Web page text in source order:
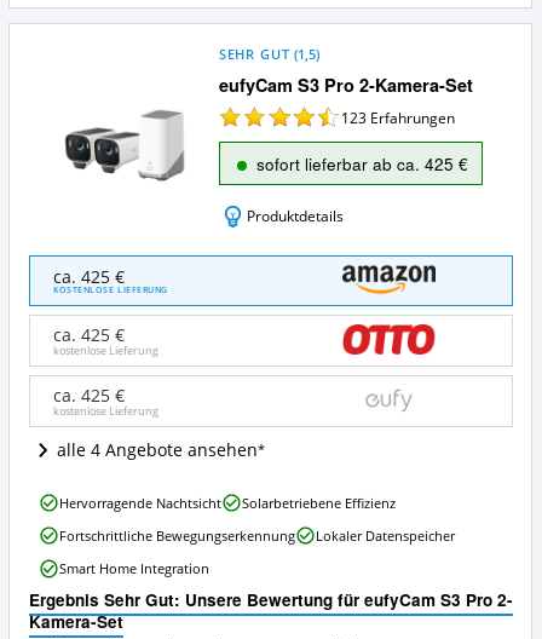
eufyCam S3 Pro 2-Kamera-Set
SEHR GUT (1,5)
123 Erfahrungen
sofort lieferbar ab ca. 425 €
Produktdetails
eufyCam
Pro
Kamera-
Set
Angebote:
ist
dieses
Set
erhältlich?
ca. 425 €
KOSTENLOSE LIEFERUNG
ca. 425 €
kostenlose Lieferung
ca. 425 €
kostenlose Lieferung
alle 4 Angebote ansehen
Ergebnis Sehr Gut: Unsere Bewertung für eufyCam S3 Pro 2-
Kamera-Set
eufyCam
S3
Pro
2-
Kamera-
Set
Vorteile:
Hervorragende Nachtsicht
Solarbetriebene Effizienz
Fortschrittliche Bewegungserkennung
Lokaler Datenspeicher
Smart Home Integration